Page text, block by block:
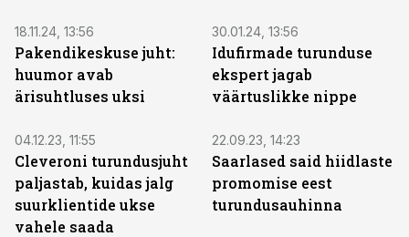
18.11.24, 13:56
Pakendikeskuse juht:
huumor avab
ärisuhtluses uksi
30.01.24, 13:56
Idufirmade turunduse
ekspert jagab
väärtuslikke nippe
04.12.23, 11:55
Cleveroni turundusjuht
paljastab, kuidas jalg
suurklientide ukse
vahele saada
22.09.23, 14:23
Saarlased said hiidlaste
promomise eest
turundusauhinna